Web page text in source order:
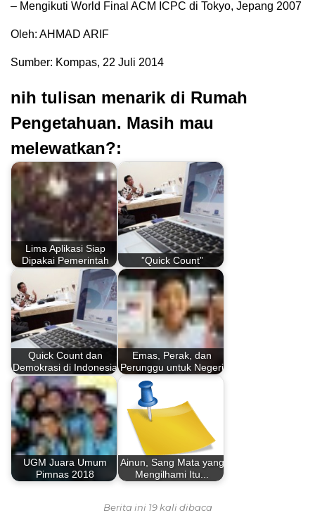
– Mengikuti World Final ACM ICPC di Tokyo, Jepang 2007
Oleh: AHMAD ARIF
Sumber: Kompas, 22 Juli 2014
nih tulisan menarik di Rumah
Pengetahuan. Masih mau
melewatkan?:
Lima Aplikasi Siap
Dipakai Pemerintah
”Quick Count”
Quick Count dan
Demokrasi di Indonesia
Emas, Perak, dan
Perunggu untuk Negeri
UGM Juara Umum
Pimnas 2018
Ainun, Sang Mata yang
Mengilhami Itu...
Berita ini 19 kali dibaca